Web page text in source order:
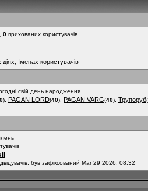
0 прихованих користувачів
діях Іменах користувачів
свій день народження
), PAGAN LORD(40), PAGAN VARG(40), Трупоруб(
був зафіксований Mar 29 2026, 08:32